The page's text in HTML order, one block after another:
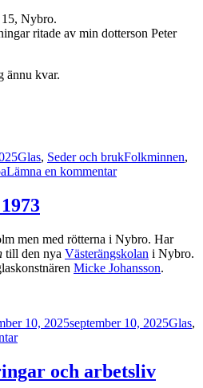
15, Nybro.
ritade av min dotterson Peter
ännu kvar.
Glas, Seder och brukFolkminnen,
Lämna en kommentartill
men med rötterna i Nybro. Har
till den nya Västerängskolan i Nybro.
Micke Johansson.
10, 2025september 10, 2025Glas,
till
Anna
f.
och arbetsliv